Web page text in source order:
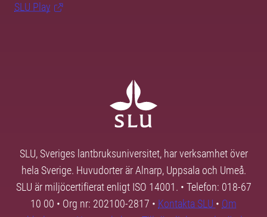
SLU Play
SLU, Sveriges lantbruksuniversitet, har verksamhet över
hela Sverige. Huvudorter är Alnarp, Uppsala och Umeå.
SLU är miljöcertifierat enligt ISO 14001. • Telefon: 018-67
10 00 • Org nr: 202100-2817 • Kontakta SLU • Om